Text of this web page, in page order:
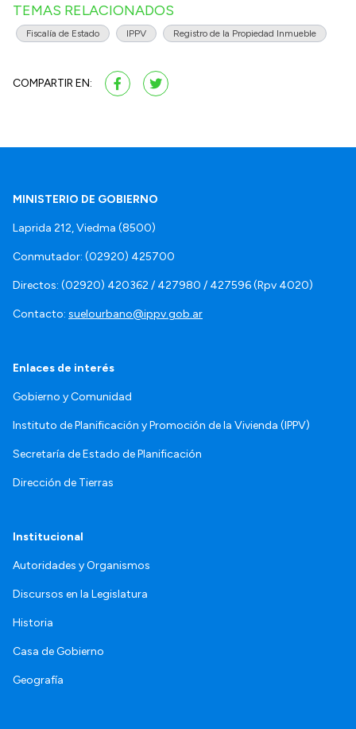
TEMAS RELACIONADOS
Fiscalía de Estado IPPV Registro de la Propiedad Inmueble
COMPARTIR EN:
MINISTERIO DE GOBIERNO
Laprida 212, Viedma (8500)
Conmutador: (02920) 425700
Directos: (02920) 420362 / 427980 / 427596 (Rpv 4020)
Contacto: suelourbano@ippv.gob.ar
Enlaces de interés
Gobierno y Comunidad
Instituto de Planificación y Promoción de la Vivienda (IPPV)
Secretaría de Estado de Planificación
Dirección de Tierras
Institucional
Autoridades y Organismos
Discursos en la Legislatura
Historia
Casa de Gobierno
Geografía